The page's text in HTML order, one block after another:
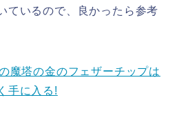
ているので、良かったら参考
魔塔の金のフェザーチップは
手に入る!